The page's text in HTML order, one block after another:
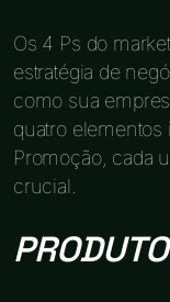
Os 4 Ps do
estratégia de
como sua
quatro
Promoção, cada
crucial.
PRODUTO